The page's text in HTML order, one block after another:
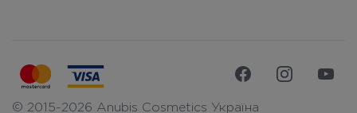
© 2015-2026 Anubis Cosmetics Україна